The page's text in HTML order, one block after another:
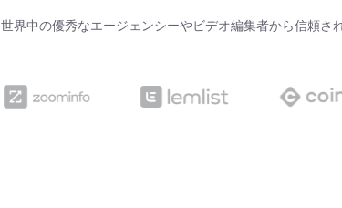
世界中の優秀なエージェンシーやビデオ編集者から信頼さ